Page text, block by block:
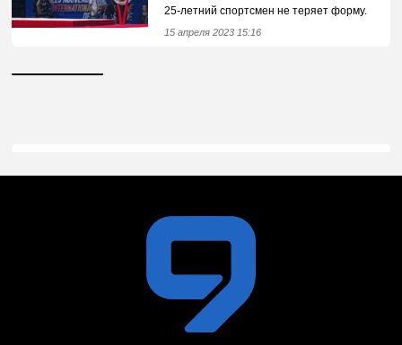
25-летний спортсмен не теряет форму.
15 апреля 2023 15:16